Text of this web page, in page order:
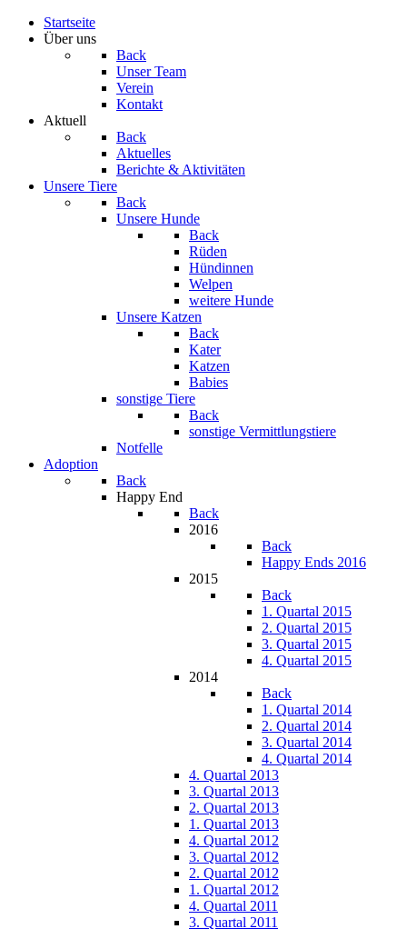
Startseite
Über uns
Back
Unser Team
Verein
Kontakt
Aktuell
Back
Aktuelles
Berichte & Aktivitäten
Unsere Tiere
Back
Unsere Hunde
Back
Rüden
Hündinnen
Welpen
weitere Hunde
Unsere Katzen
Back
Kater
Katzen
Babies
sonstige Tiere
Back
sonstige Vermittlungstiere
Notfelle
Adoption
Back
Happy End
Back
2016
Back
Happy Ends 2016
2015
Back
1. Quartal 2015
2. Quartal 2015
3. Quartal 2015
4. Quartal 2015
2014
Back
1. Quartal 2014
2. Quartal 2014
3. Quartal 2014
4. Quartal 2014
4. Quartal 2013
3. Quartal 2013
2. Quartal 2013
1. Quartal 2013
4. Quartal 2012
3. Quartal 2012
2. Quartal 2012
1. Quartal 2012
4. Quartal 2011
3. Quartal 2011